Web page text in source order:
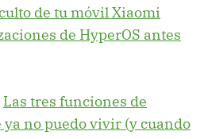
de tu móvil Xiaomi
de HyperOS antes
Las tres funciones de
ya no puedo vivir (y cuando